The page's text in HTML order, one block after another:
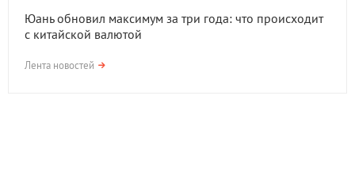
Юань обновил максимум за три года: что происходит
с китайской валютой
Лента новостей